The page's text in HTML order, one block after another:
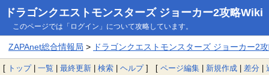
ドラゴンクエストモンスターズ ジョーカー2攻略Wiki
このページでは「ログイン」について攻略しています。
ZAPAnet総合情報局 > ドラゴンクエストモンスターズ ジョーカー2
[ トップ| 一覧 | 最終更新 | 検索 | ヘルプ] [ ページ編集 | 新規作成 | 差分 |